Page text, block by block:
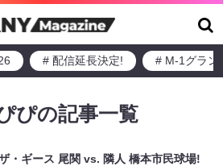
# 配信延長決定! # M-1グラン
ぴの記事一覧
・ギース 尾関 vs. 隣人 橋本市民球場!